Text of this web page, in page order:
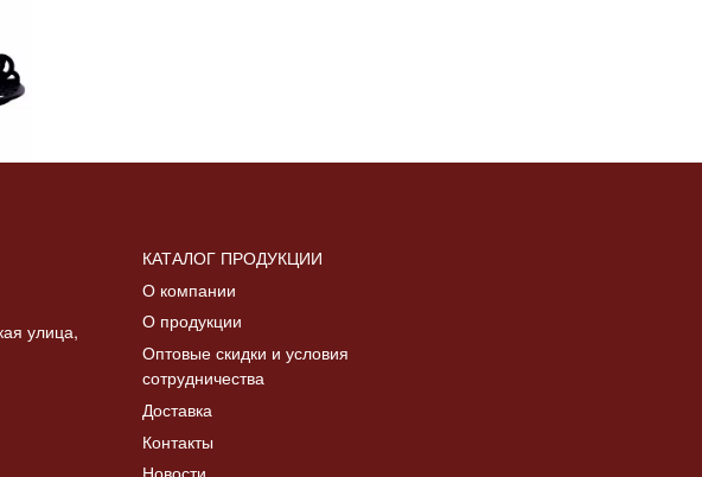
улица,
КАТАЛОГ ПРОДУКЦИИ
О компании
О продукции
Оптовые скидки и условия
сотрудничества
Доставка
Контакты